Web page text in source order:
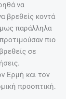
να
βρεθείς κοντά
παράλληλα
πιο
σε
Ερμή και τον
προοπτική.